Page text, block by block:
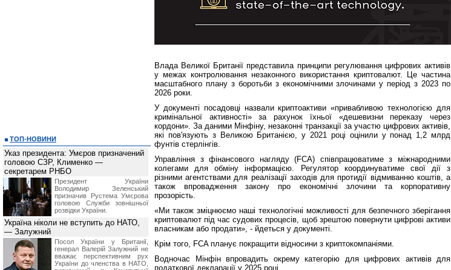
Влада Великої Британії представила принципи регулювання цифрових активів
у межах контролювання незаконного використання криптовалют. Це частина
масштабного плану з боротьби з економічними злочинами у період з 2023 по
2026 роки.
У документі посадовці назвали криптоактиви «привабливою технологією для
кримінальної активності» за рахунок їхньої «дешевизни переказу через
кордони». За даними Мінфіну, незаконні транзакції за участю цифрових активів,
які пов'язують з Великою Британією, у 2021 році оцінили у понад 1,2 млрд
фунтів стерлінгів.
Управління з фінансового нагляду (FCA) співпрацюватиме з міжнародними
колегами для обміну інформацією. Регулятор координуватиме свої дії з
різними агентствами для реалізації заходів для протидії відмиванню коштів, а
також впровадження закону про економічні злочини та корпоративну
прозорість.
«Ми також зміцнюємо наші технологічні можливості для безпечного зберігання
криптовалют під час судових процесів, щоб зрештою повернути цифрові активи
власникам або продати», - йдеться у документі.
Крім того, FCA планує покращити відносини з криптокомпаніями.
Водночас Мінфін впровадить окрему категорію для цифрових активів для
податкової декларації у 2025 році.
ТОП-НОВИНИ
Указ президента: Умєров призначений
головою СЗР, Клименко —
секретарем РНБО
Президент України
Володимир Зеленський
призначив Pустема Умєрова
головою Служби зовнішньої
розвідки України.
Україна ніколи не вступить до НАТО,
— Залужний
Посол України у Британії,
генерал Валерій Залужний не
вважає перспективним рух
України до членства в НАТО,